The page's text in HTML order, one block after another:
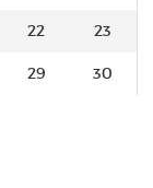
22 23
29 30